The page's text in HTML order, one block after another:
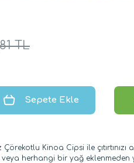
TL
Sepete Ekle
Kinoa Cipsi ile çıtırtınızı
herhangi bir yağ eklenmeden